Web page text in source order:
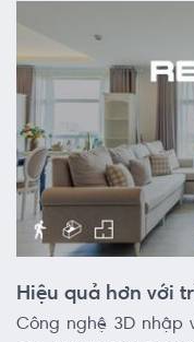
Hiệu quả hơn với
Công nghệ 3D nhập